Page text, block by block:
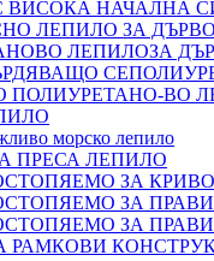
ВИСОКА НАЧАЛНА
ЛЕПИЛО ЗА ДЪРВО
ЛЕПИЛОЗА
ПОЛИУРЕТАНО-ВО
морско лепило
ПРЕСА ЛЕПИЛО
ЗА
ЗА
ЗА
РАМКОВИ